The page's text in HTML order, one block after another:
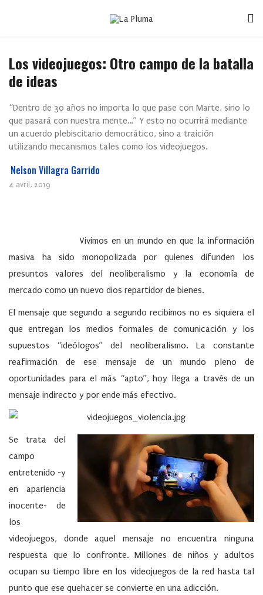
Los videojuegos: Otro campo de la batalla
de ideas
“Dentro de 30 años no importa lo que pase con Marte, sino lo
que pasará con nuestra mente…” Y esto no ocurrirá mediante
un acuerdo plebiscitario democrático, sino a traición
utilizando mecanismos tales como los videojuegos.
Nelson Villagra Garrido
4 avril, 2019
Vivimos en un mundo en que la información
masiva ha sido monopolizada por quienes difunden los
presuntos valores del neoliberalismo y la economía de
mercado como un nuevo dios repartidor de bienes.
El mensaje que segundo a segundo recibimos no es siquiera el
que entregan los medios formales de comunicación y los
supuestos “ideólogos” del neoliberalismo. La constante
reafirmación de ese mensaje de un mundo pleno de
oportunidades para el más “apto”, hoy llega a través de un
mensaje indirecto y por ende más efectivo.
Se trata del
campo
entretenido -y
en apariencia
inocente- de
los
videojuegos, donde aquel mensaje no encuentra ninguna
respuesta que lo confronte. Millones de niños y adultos
ocupan su tiempo libre en los videojuegos de la red hasta tal
punto que ese quehacer se convierte en una adicción.